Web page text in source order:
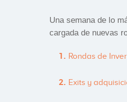
Una semana de lo
cargada de nuevas
Rondas de
Exits y